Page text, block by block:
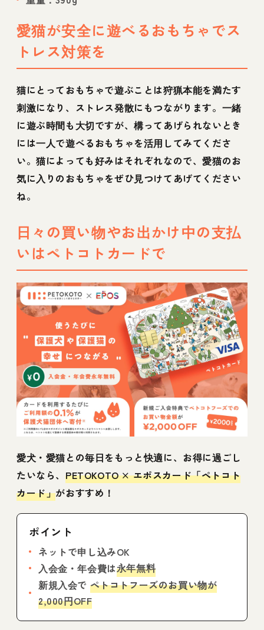
愛猫が安全に遊べるおもちゃでス
トレス対策を
猫にとっておもちゃで遊ぶことは狩猟本能を満たす
刺激になり、ストレス発散にもつながります。一緒
に遊ぶ時間も大切ですが、構ってあげられないとき
には一人で遊べるおもちゃを活用してみてくださ
い。猫によっても好みはそれぞれなので、愛猫のお
気に入りのおもちゃをぜひ見つけてあげてください
ね。
日々の買い物やお出かけ中の支払
いはペトコトカードで
愛犬・愛猫との毎日をもっと快適に、お得に過ごし
たいなら、 PETOKOTO × エポスカード「ペトコト
カード」がおすすめ！
ポイント
ネットで申し込みOK
入会金・年会費は永年無料
新規入会で ペトコトフーズのお買い物が
2,000円OFF